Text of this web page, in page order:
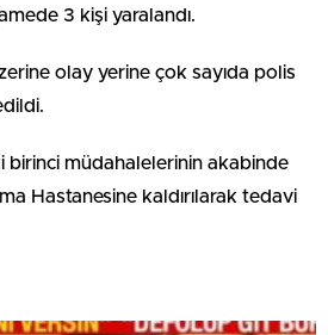
3 kişi yaralandı.
olay yerine çok sayıda polis
birinci müdahalelerinin akabinde
Hastanesine kaldırılarak tedavi